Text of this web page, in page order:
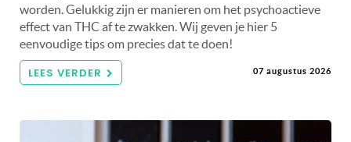
worden. Gelukkig zijn er manieren om het psychoactieve
effect van THC af te zwakken. Wij geven je hier 5
eenvoudige tips om precies dat te doen!
LEES VERDER 07 augustus 2026